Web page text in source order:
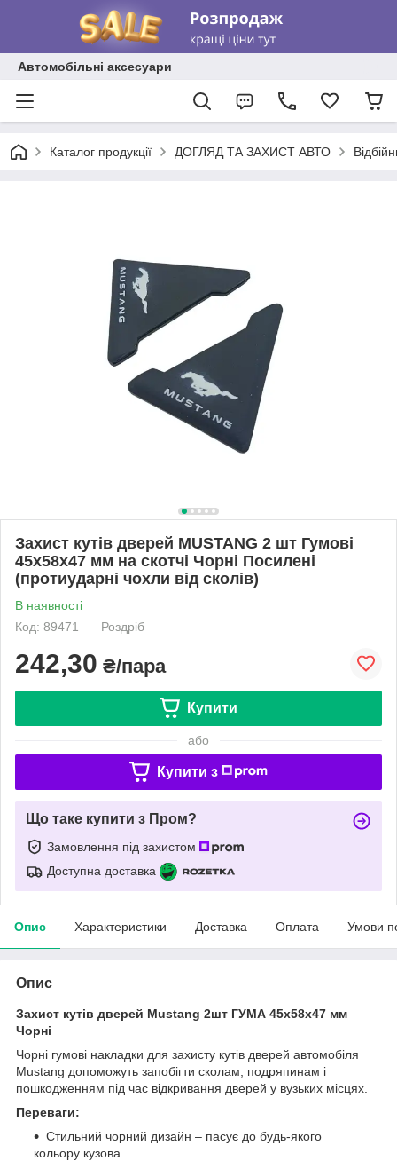
Автомобільні аксесуари
Каталог продукції ДОГЛЯД ТА ЗАХИСТ АВТО
Захист кутів дверей MUSTANG 2 шт Гумові
45х58х47 мм на скотчі Чорні Посилені
(протиударні чохли від сколів)
В наявності
Код: 89471
Роздріб
242,30 ₴/пара
Купити
або
Купити з
Що таке купити з Пром?
Замовлення під захистом
Доступна доставка
Опис Характеристики Доставка Оплата Умови
Опис
Захист кутів дверей Mustang 2шт ГУМА 45х58х47 мм
Чорні
Чорні гумові накладки для захисту кутів дверей автомобіля
Mustang допоможуть запобігти сколам, подряпинам і
пошкодженням під час відкривання дверей у вузьких місцях.
Переваги:
Стильний чорний дизайн – пасує до будь-якого
кольору кузова.